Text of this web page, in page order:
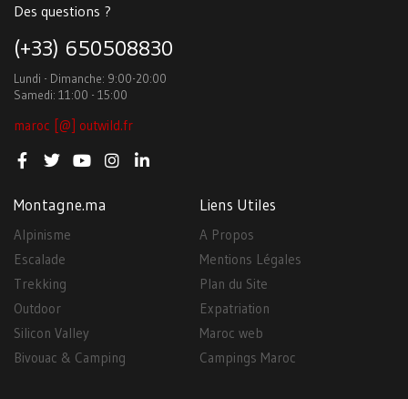
Des questions ?
(+33) 650508830
Lundi - Dimanche: 9:00-20:00
Samedi: 11:00 - 15:00
maroc [@] outwild.fr
Montagne.ma
Alpinisme
Escalade
Trekking
Outdoor
Silicon Valley
Bivouac & Camping
Liens Utiles
A Propos
Mentions Légales
Plan du Site
Expatriation
Maroc web
Campings Maroc